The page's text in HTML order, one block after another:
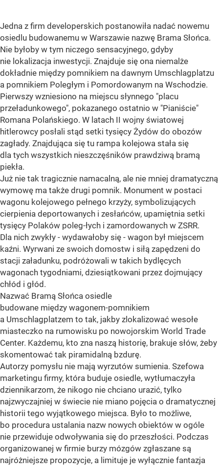
Jedna z firm developerskich postanowiła nadać nowemu
osiedlu budowanemu w Warszawie nazwę Brama Słońca.
Nie byłoby w tym niczego sensacyjnego, gdyby
nie lokalizacja inwestycji. Znajduje się ona niemalże
dokładnie między pomnikiem na dawnym Umschlagplatzu
a pomnikiem Poległym i Pomordowanym na Wschodzie.
Pierwszy wzniesiono na miejscu słynnego "placu
przeładunkowego", pokazanego ostatnio w "Pianiście"
Romana Polańskiego. W latach II wojny światowej
hitlerowcy posłali stąd setki tysięcy Żydów do obozów
zagłady. Znajdująca się tu rampa kolejowa stała się
dla tych wszystkich nieszczęśników prawdziwą bramą
piekła.
Już nie tak tragicznie namacalną, ale nie mniej dramatyczną
wymowę ma także drugi pomnik. Monument w postaci
wagonu kolejowego pełnego krzyży, symbolizujących
cierpienia deportowanych i zesłańców, upamiętnia setki
tysięcy Polaków poleg-łych i zamordowanych w ZSRR.
Dla nich zwykły - wydawałoby się - wagon był miejscem
kaźni. Wyrwani ze swoich domostw i siłą zapędzeni do
stacji załadunku, podróżowali w takich bydlęcych
wagonach tygodniami, dziesiątkowani przez dojmujący
chłód i głód.
Nazwać Bramą Słońca osiedle
budowane między wagonem-pomnikiem
a Umschlagplatzem to tak, jakby zlokalizować wesołe
miasteczko na rumowisku po nowojorskim World Trade
Center. Każdemu, kto zna naszą historię, brakuje słów, żeby
skomentować tak piramidalną bzdurę.
Autorzy pomysłu nie mają wyrzutów sumienia. Szefowa
marketingu firmy, która buduje osiedle, wytłumaczyła
dziennikarzom, że nikogo nie chciano urazić, tylko
najzwyczajniej w świecie nie miano pojęcia o dramatycznej
historii tego wyjątkowego miejsca. Było to możliwe,
bo procedura ustalania nazw nowych obiektów w ogóle
nie przewiduje odwoływania się do przeszłości. Podczas
organizowanej w firmie burzy mózgów zgłaszane są
najróżniejsze propozycje, a limituje je wyłącznie fantazja